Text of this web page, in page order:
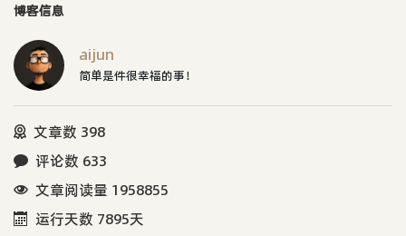
博客信息
aijun
简单是件很幸福的事！
文章数 398
评论数 633
文章阅读量 1958855
运行天数 7895天